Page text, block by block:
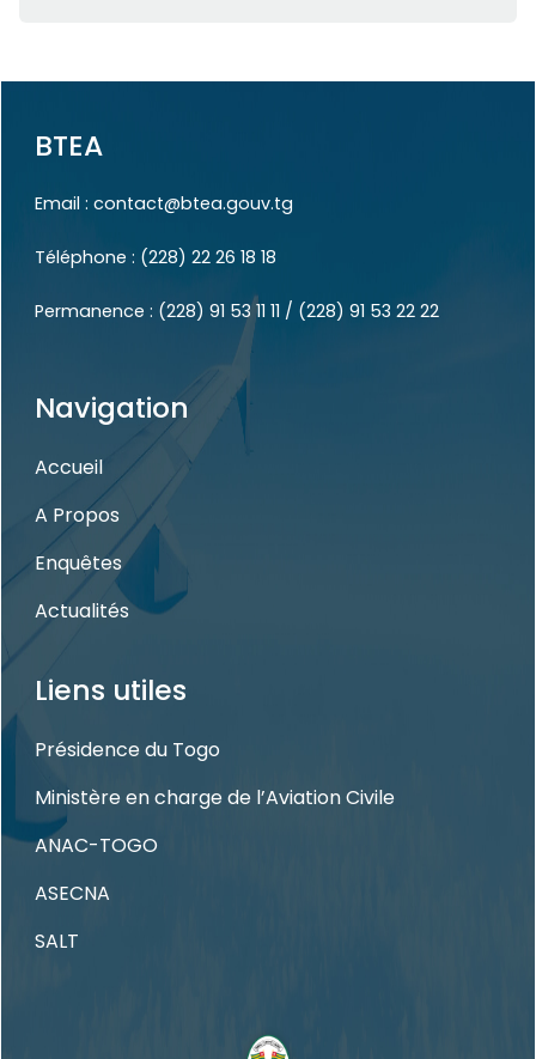
BTEA
Email : contact@btea.gouv.tg
Téléphone : (228) 22 26 18 18
Permanence : (228) 91 53 11 11 / (228) 91 53 22 22
Navigation
Accueil
A Propos
Enquêtes
Actualités
Liens utiles
Présidence du Togo
Ministère en charge de l’Aviation Civile
ANAC-TOGO
ASECNA
SALT